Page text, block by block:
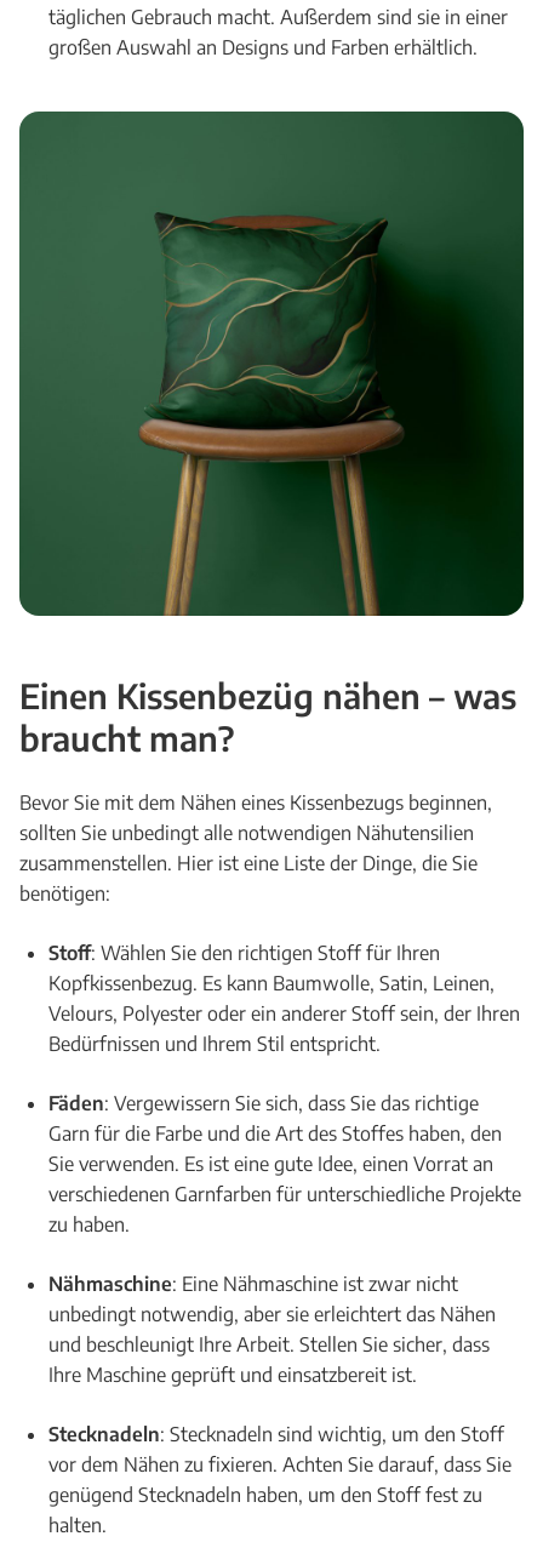
täglichen Gebrauch macht. Außerdem sind sie in einer
großen Auswahl an Designs und Farben erhältlich.
Einen Kissenbezüg nähen – was
braucht man?
Bevor Sie mit dem Nähen eines Kissenbezugs beginnen,
sollten Sie unbedingt alle notwendigen Nähutensilien
zusammenstellen. Hier ist eine Liste der Dinge, die Sie
benötigen:
Stoff: Wählen Sie den richtigen Stoff für Ihren
Kopfkissenbezug. Es kann Baumwolle, Satin, Leinen,
Velours, Polyester oder ein anderer Stoff sein, der Ihren
Bedürfnissen und Ihrem Stil entspricht.
Fäden: Vergewissern Sie sich, dass Sie das richtige
Garn für die Farbe und die Art des Stoffes haben, den
Sie verwenden. Es ist eine gute Idee, einen Vorrat an
verschiedenen Garnfarben für unterschiedliche Projekte
zu haben.
Nähmaschine: Eine Nähmaschine ist zwar nicht
unbedingt notwendig, aber sie erleichtert das Nähen
und beschleunigt Ihre Arbeit. Stellen Sie sicher, dass
Ihre Maschine geprüft und einsatzbereit ist.
Stecknadeln: Stecknadeln sind wichtig, um den Stoff
vor dem Nähen zu fixieren. Achten Sie darauf, dass Sie
genügend Stecknadeln haben, um den Stoff fest zu
halten.